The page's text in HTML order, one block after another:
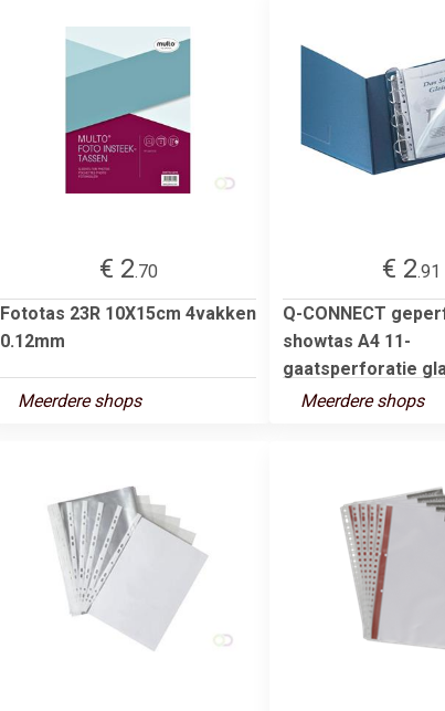
€ 2.70
Fototas 23R 10X15cm 4vakken
0.12mm
Meerdere shops
€ 2.91
Q-CONNECT
showtas A4 11-
gaatsperforatie
Meerdere shops